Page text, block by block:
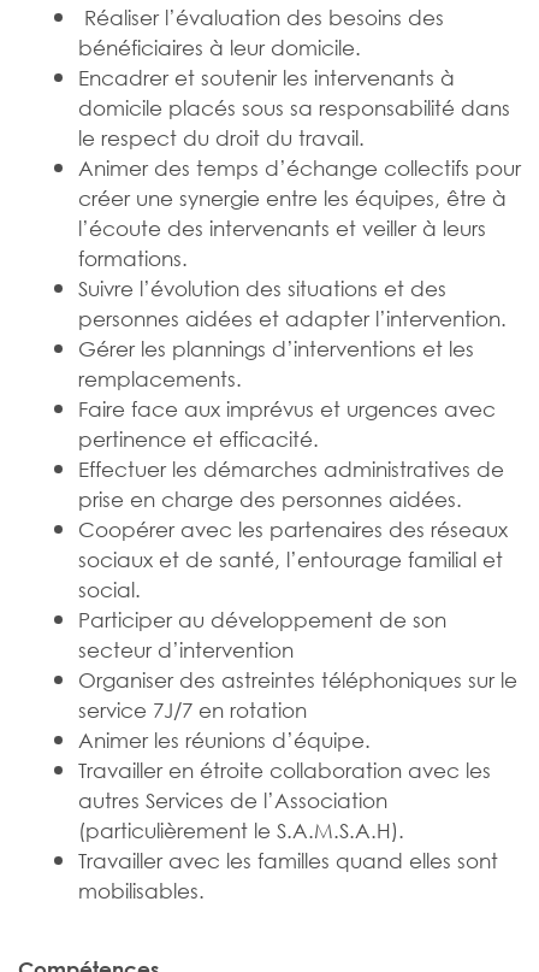
Réaliser l’évaluation des besoins des
bénéficiaires à leur domicile.
Encadrer et soutenir les intervenants à
domicile placés sous sa responsabilité dans
le respect du droit du travail.
Animer des temps d’échange collectifs pour
créer une synergie entre les équipes, être à
l’écoute des intervenants et veiller à leurs
formations.
Suivre l’évolution des situations et des
personnes aidées et adapter l’intervention.
Gérer les plannings d’interventions et les
remplacements.
Faire face aux imprévus et urgences avec
pertinence et efficacité.
Effectuer les démarches administratives de
prise en charge des personnes aidées.
Coopérer avec les partenaires des réseaux
sociaux et de santé, l’entourage familial et
social.
Participer au développement de son
secteur d’intervention
Organiser des astreintes téléphoniques sur le
service 7J/7 en rotation
Animer les réunions d’équipe.
Travailler en étroite collaboration avec les
autres Services de l’Association
(particulièrement le S.A.M.S.A.H).
Travailler avec les familles quand elles sont
mobilisables.